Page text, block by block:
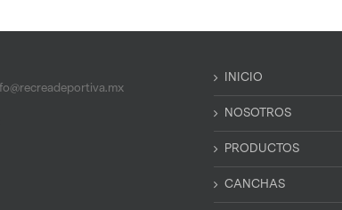
INICIO
NOSOTROS
PRODUCTOS
CANCHAS